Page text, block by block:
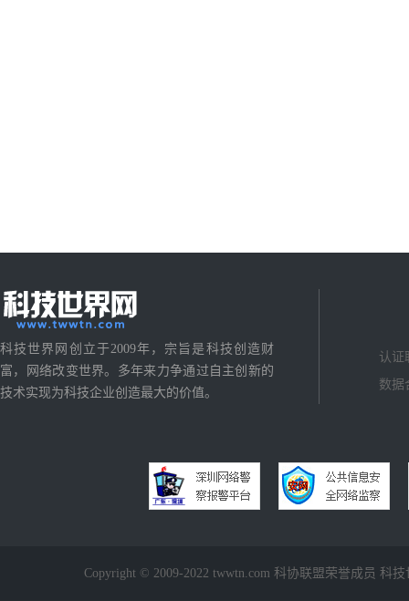
科技世界网创立于2009年，宗旨是科技创造财
富，网络改变世界。多年来力争通过自主创新的
技术实现为科技企业创造最大的价值。
认证
数据
Copyright © 2009-2022 twwtn.com 科协联盟荣誉成员 科